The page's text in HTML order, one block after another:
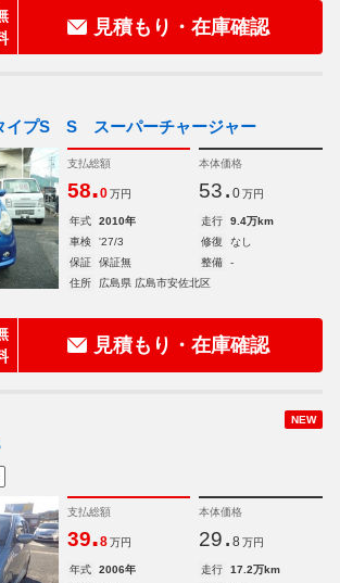
見積もり・在庫確認
イプS S スーパーチャージャー
支払総額
58.0 万円
本体価格
53. 0 万円
年式 2010年 走行
9.4万km
車検
'27/3 修復
なし
保証
保証無 整備
-
住所
広島県 広島市安佐北区
見積もり・在庫確認
NEW
支払総額
39.8 万円
本体価格
29. 8 万円
年式 2006年 走行
17.2万km